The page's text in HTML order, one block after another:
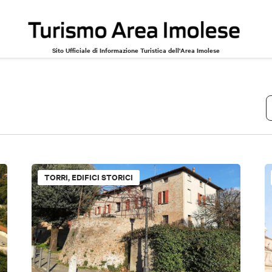
Sito Ufficiale di Informazione Turistica dell'Area Imolese
TORRI, EDIFICI STORICI